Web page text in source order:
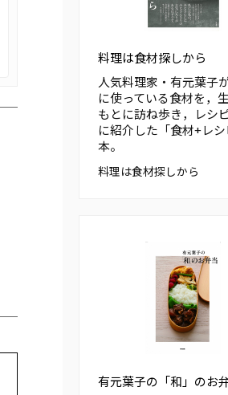
料理は食材探しから
人気料理家・有元葉子
に使っている食材を，
もとに訪ね歩き，レシ
に紹介した「食材+レ
本。
料理は食材探しから
有元葉子の「和」のお